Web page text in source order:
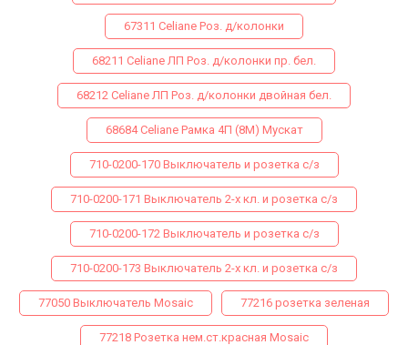
67311 Celiane Роз. д/колонки
68211 Celiane ЛП Роз. д/колонки пр. бел.
68212 Celiane ЛП Роз. д/колонки двойная бел.
68684 Celiane Рамка 4П (8М) Мускат
710-0200-170 Выключатель и розетка с/з
710-0200-171 Выключатель 2-х кл. и розетка с/з
710-0200-172 Выключатель и розетка с/з
710-0200-173 Выключатель 2-х кл. и розетка с/з
77050 Выключатель Mosaic 77216 розетка зеленая
77218 Розетка нем.ст.красная Mosaic